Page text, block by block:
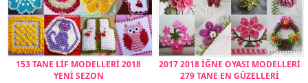
153 TANE LİF MODELLERİ 2018
YENİ SEZON
2017 2018 İĞNE OYASI MODELLERİ
279 TANE EN GÜZELLERİ